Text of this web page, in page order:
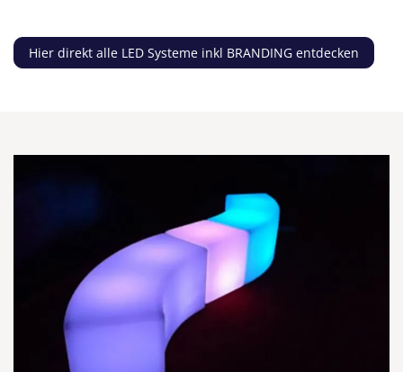
Hier direkt alle LED Systeme inkl BRANDING entdecken